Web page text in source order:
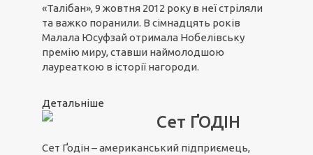
«Талібан», 9 жовтня 2012 року в неї стріляли
та важко поранили. В сімнадцять років
Малала Юсуфзай отримала Нобелівську
премію миру, ставши наймолодшою
лауреаткою в історії нагороди.
Детальніше
Сет ҐОДІН
Сет Ґодін – американський підприємець,